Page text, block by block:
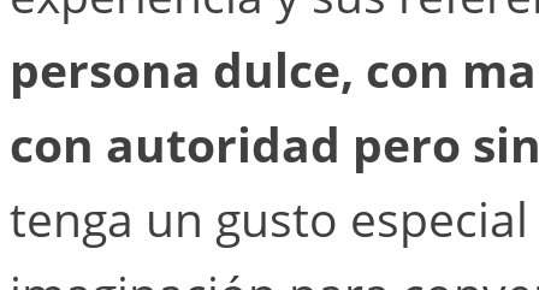
persona dulce, con
con autoridad pero
tenga un gusto